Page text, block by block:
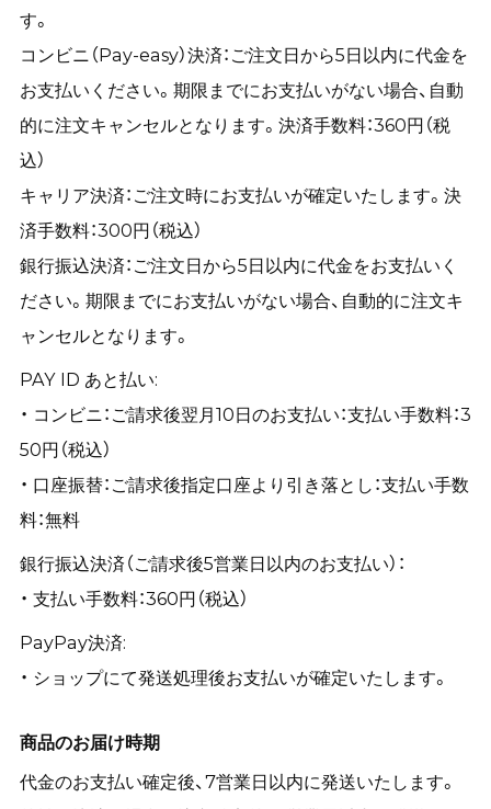
す。
コンビニ（Pay-easy）決済：ご注文日から5日以内に代金を
お支払いください。期限までにお支払いがない場合、自動
的に注文キャンセルとなります。決済手数料：360円（税
込）
キャリア決済：ご注文時にお支払いが確定いたします。決
済手数料：300円（税込）
銀行振込決済：ご注文日から5日以内に代金をお支払いく
ださい。期限までにお支払いがない場合、自動的に注文キ
ャンセルとなります。
PAY ID あと払い:
・ コンビニ：ご請求後翌月10日のお支払い：支払い手数料：3
50円（税込）
・ 口座振替：ご請求後指定口座より引き落とし：支払い手数
料：無料
銀行振込決済（ご請求後5営業日以内のお支払い）：
・ 支払い手数料：360円（税込）
PayPay決済:
・ ショップにて発送処理後お支払いが確定いたします。
商品のお届け時期
代金のお支払い確定後、7営業日以内に発送いたします。